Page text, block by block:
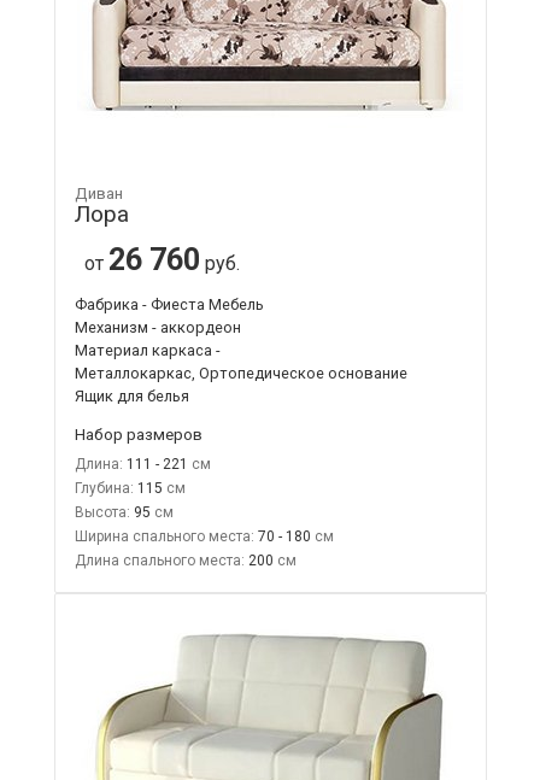
Диван
Лора
от 26 760 руб.
Фабрика - Фиеста Мебель
Механизм - аккордеон
Материал каркаса -
Металлокаркас, Ортопедическое основание
Ящик для белья
Набор размеров
Длина: 111 - 221
Глубина: 115
Высота: 95
Ширина спального места: 70 - 180
Длина спального места: 200